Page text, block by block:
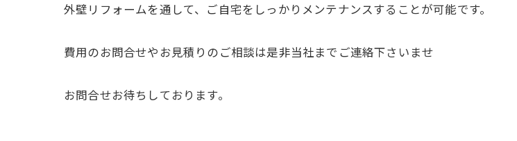
外壁リフォームを通して、ご自宅をしっかりメンテナンスすることが可能です。
費用のお問合せやお見積りのご相談は是非当社までご連絡下さいませ
お問合せお待ちしております。